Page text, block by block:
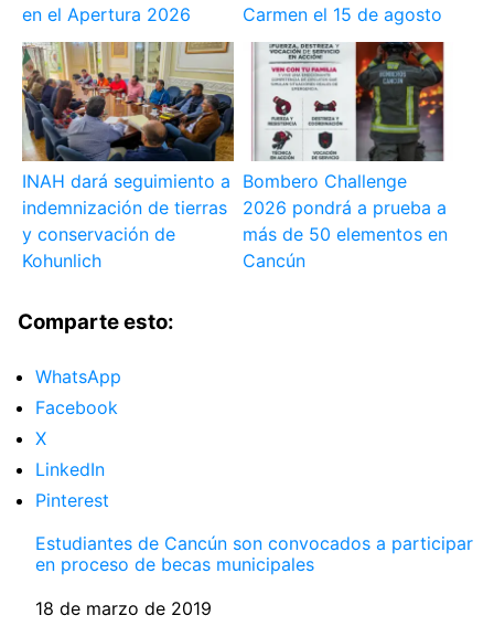
en el Apertura 2026
Carmen el 15 de agosto
INAH dará seguimiento a
indemnización de tierras
y conservación de
Kohunlich
Bombero Challenge
2026 pondrá a prueba a
más de 50 elementos en
Cancún
Comparte esto:
WhatsApp
Facebook
X
LinkedIn
Pinterest
Estudiantes de Cancún son convocados a participar
en proceso de becas municipales
Fecha
18 de marzo de 2019